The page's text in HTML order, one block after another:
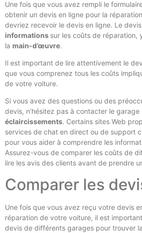
Une fois que vous avez rempli le
obtenir un devis en ligne pour la
devriez recevoir le devis en ligne. Le
informations sur les coûts de réparation,
la main-d’œuvre.
Il est important de lire attentivement le
que vous comprenez tous les coûts
de votre voiture.
Si vous avez des questions ou des
devis, n’hésitez pas à contacter le
éclaircissements. Certains sites Web
services de chat en direct ou de support
pour vous aider à comprendre les
Assurez-vous de comparer les coûts de
lire les avis des clients avant de prendre
Comparer les
Une fois que vous avez reçu votre devis
réparation de votre voiture, il est
devis de différents garages pour trouver